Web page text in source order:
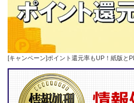
[キャンペーン]ポイント還元率もUP！紙版と